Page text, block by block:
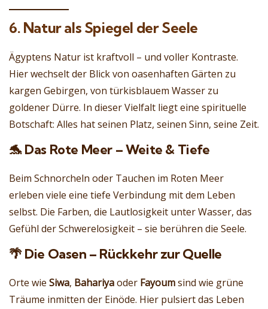
6. Natur als Spiegel der Seele
Ägyptens Natur ist kraftvoll – und voller Kontraste.
Hier wechselt der Blick von oasenhaften Gärten zu
kargen Gebirgen, von türkisblauem Wasser zu
goldener Dürre. In dieser Vielfalt liegt eine spirituelle
Botschaft: Alles hat seinen Platz, seinen Sinn, seine Zeit.
🐬 Das Rote Meer – Weite & Tiefe
Beim Schnorcheln oder Tauchen im Roten Meer
erleben viele eine tiefe Verbindung mit dem Leben
selbst. Die Farben, die Lautlosigkeit unter Wasser, das
Gefühl der Schwerelosigkeit – sie berühren die Seele.
🌴 Die Oasen – Rückkehr zur Quelle
Orte wie Siwa, Bahariyaoder Fayoumsind wie grüne
Träume inmitten der Einöde. Hier pulsiert das Leben